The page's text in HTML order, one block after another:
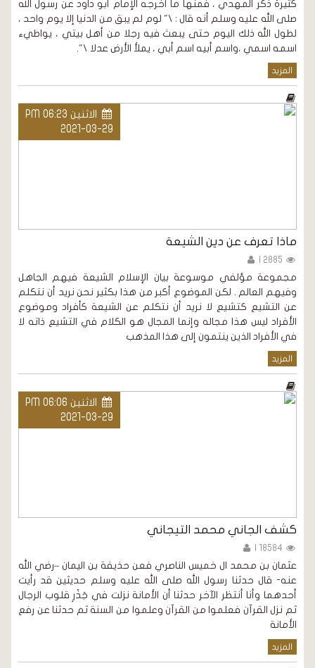
كثيرة ذكر المهدي ، فمنها ما أخرجه الإمام أبو داود عن رسول الله
صلى الله عليه وسلم أنه قال : \" لوم لم يبق من الدنيا إلا يوم واحد ،
لطول الله ذلك اليوم حتى يبعث فيه رجلا من أهل بيتي ، يواطيء
اسمه اسمي ،واسم أبيه اسم أبي ، يملأ الأرض عدلا \".
المزيد
الاثنين PM 06:23
2021-03-29
ماذا تعرف عن دين الشيعة
مجموعة مؤلفي موسوعة بيان الإسلام الشيعة فيهم الجاهل
وفيهم العالم . لكن الموضوع أكبر من هذا بكثير نحن نريد أن نتكلم
عن التشيع كتشيع لا نريد أن نتكلم عن الشيعة كأفراد وموضوع
الأفراد ليس هذا مجاله وإنما المجال هو الكلام في التشيع ذاته لا
في الأفراد الذين ينتمون إلى هذا المذهب
المزيد
الاثنين PM 06:06
2021-03-29
كشف الجاني محمد التيجاني
عثمان بن محمد ال خميس الناصري فعن حذيفة بن اليمان –رضي الله
عنه- قال حدثنا رسول الله صلى الله عليه وسلم حديثين قد رأيت
أحدهما وأنا أنتظر الآخر حدثنا أن الأمانة نزلت في جَذْرِ قلوب الرجال
ثم نزل القرآن فعلموا من القرآن وعلموا من السنة ثم حدثنا عن رفع
الأمانة
المزيد